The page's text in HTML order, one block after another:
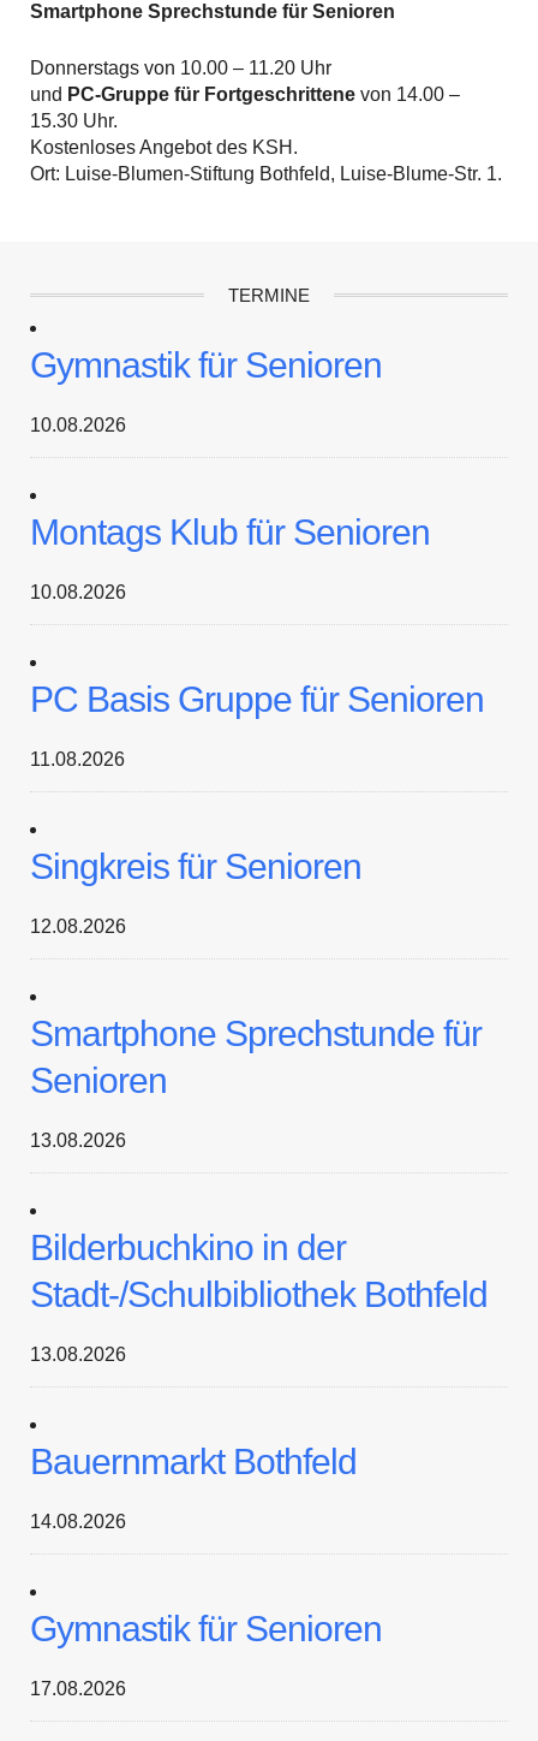
Smartphone Sprechstunde für Senioren
Donnerstags von 10.00 – 11.20 Uhr
und PC-Gruppe für Fortgeschrittene von 14.00 –
15.30 Uhr.
Kostenloses Angebot des KSH.
Ort: Luise-Blumen-Stiftung Bothfeld, Luise-Blume-Str. 1.
TERMINE
Gymnastik für Senioren
10.08.2026
Montags Klub für Senioren
10.08.2026
PC Basis Gruppe für Senioren
11.08.2026
Singkreis für Senioren
12.08.2026
Smartphone Sprechstunde für
Senioren
13.08.2026
Bilderbuchkino in der
Stadt-/Schulbibliothek Bothfeld
13.08.2026
Bauernmarkt Bothfeld
14.08.2026
Gymnastik für Senioren
17.08.2026